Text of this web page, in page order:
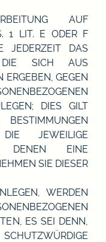
AUF
1 LIT. E ODER F
JEDERZEIT DAS
DIE SICH AUS
ERGEBEN, GEGEN
DIES GILT
JEWEILIGE
DENEN EINE
SIE DIESER
WERDEN
ES SEI DENN,